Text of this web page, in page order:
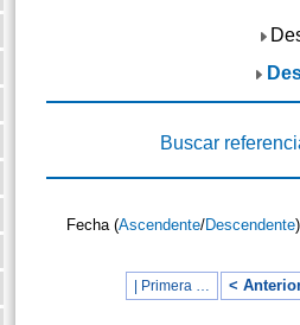
Buscar
Fecha (Ascendente/Descendente
| Primera … <